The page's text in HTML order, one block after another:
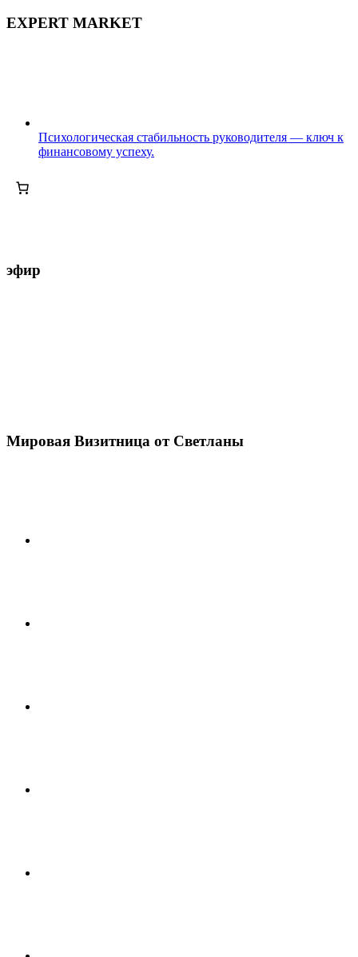
EXPERT MARKET
Психологическая стабильность руководителя — ключ к
финансовому успеху.
эфир
Мировая Визитница от Светланы